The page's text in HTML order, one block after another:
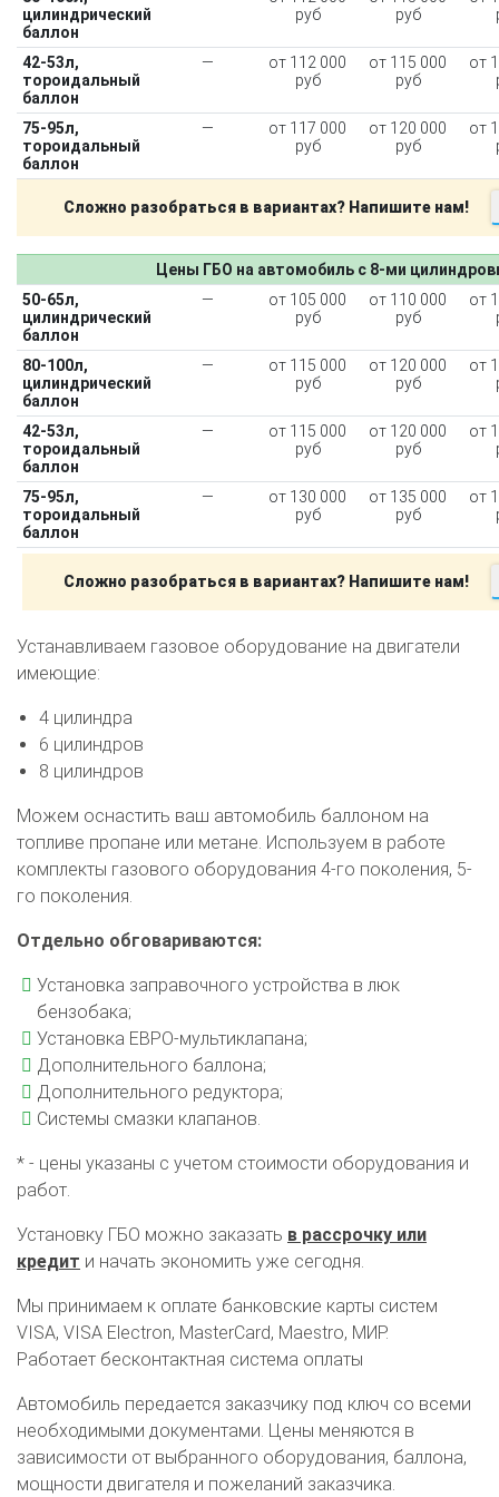
О автосервисе
Отзывы клиентов
Установка ГБО за 6 часов
2-го поколения 4-го поколения
5-го поколения
BRC
OMVL LOVATO KME Digitronic
цилиндрический
баллон
руб
руб
42-53л,
тороидальный
баллон
—
от 112 000
руб
от 115 000
руб
от
75-95л,
тороидальный
баллон
—
от 117 000
руб
от 120 000
руб
от
Сложно разобраться в вариантах? Напишите нам!
Цены ГБО на автомобиль с 8-ми
50-65л,
цилиндрический
баллон
—
от 105 000
руб
от 110 000
руб
от
80-100л,
цилиндрический
баллон
—
от 115 000
руб
от 120 000
руб
от
42-53л,
тороидальный
баллон
—
от 115 000
руб
от 120 000
руб
от
75-95л,
тороидальный
баллон
—
от 130 000
руб
от 135 000
руб
от
Сложно разобраться в вариантах? Напишите нам!
Устанавливаем газовое оборудование на двигатели
имеющие:
4 цилиндра
6 цилиндров
8 цилиндров
Можем оснастить ваш автомобиль баллоном на
топливе пропане или метане. Используем в работе
комплекты газового оборудования 4-го поколения, 5-
го поколения.
Отдельно обговариваются:
Установка заправочного устройства в люк
бензобака;
Установка ЕВРО-мультиклапана;
Дополнительного баллона;
Дополнительного редуктора;
Системы смазки клапанов.
* - цены указаны с учетом стоимости оборудования и
работ.
Установку ГБО можно заказать в рассрочку или
кредит и начать экономить уже сегодня.
Мы принимаем к оплате банковские карты систем
VISA, VISA Electron, MasterCard, Maestro, МИР.
Работает бесконтактная система оплаты
Автомобиль передается заказчику под ключ со всеми
необходимыми документами. Цены меняются в
зависимости от выбранного оборудования, баллона,
мощности двигателя и пожеланий заказчика.